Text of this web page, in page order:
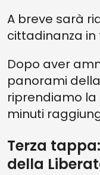
A breve sarà
cittadinanza in
Dopo aver
panorami
riprendiamo la
minuti
Terza
della